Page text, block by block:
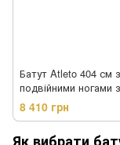
Батут Atleto 404 см з
подвійними ногами
(104409)
8 410 грн
Як вибрати